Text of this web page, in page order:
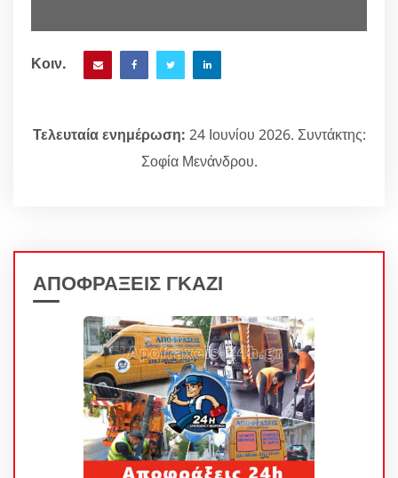
Κοιν.
Τελευταία ενημέρωση: 24 Ιουνίου 2026. Συντάκτης:
Σοφία Μενάνδρου.
ΑΠΟΦΡΑΞΕΙΣ ΓΚΑΖΙ